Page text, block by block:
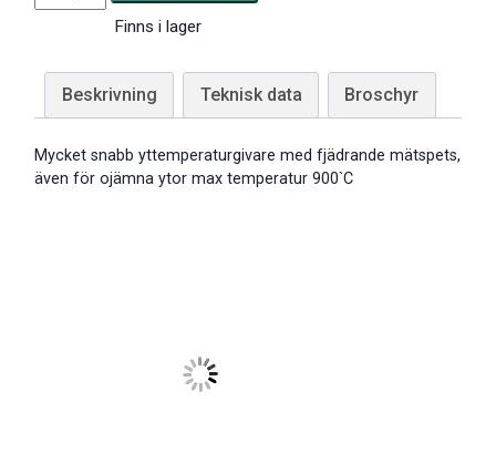
Finns i lager
Beskrivning Teknisk data Broschyr
Mycket snabb yttemperaturgivare med fjädrande mätspets,
även för ojämna ytor max temperatur 900`C